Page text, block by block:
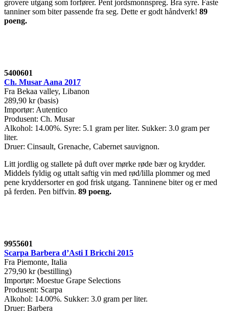
grovere utgang som forfører. Pent jordsmonnspreg. Bra syre. Faste
tanniner som biter passende fra seg. Dette er godt håndverk! 89
poeng.
5400601
Ch. Musar Aana 2017
Fra Bekaa valley, Libanon
289,90 kr (basis)
Importør: Autentico
Produsent: Ch. Musar
Alkohol: 14.00%. Syre: 5.1 gram per liter. Sukker: 3.0 gram per
liter.
Druer: Cinsault, Grenache, Cabernet sauvignon.
Litt jordlig og stallete på duft over mørke røde bær og krydder.
Middels fyldig og uttalt saftig vin med rød/lilla plommer og med
pene kryddersorter en god frisk utgang. Tanninene biter og er med
på ferden. Pen biffvin. 89 poeng.
9955601
Scarpa Barbera d’Asti I Bricchi 2015
Fra Piemonte, Italia
279,90 kr (bestilling)
Importør: Moestue Grape Selections
Produsent: Scarpa
Alkohol: 14.00%. Sukker: 3.0 gram per liter.
Druer: Barbera